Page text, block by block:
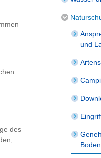
des
und